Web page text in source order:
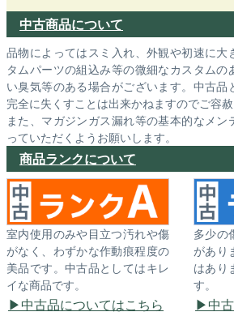
中古商品について
品物によってはスミ入れ、外観や初速に大
タムパーツの組込み等の微細なカスタムの
い臭気等のある場合がございます。中古品
完全に失くすことは出来かねますのでご容赦
また、マガジンガス漏れ等の基本的なメ
っていただくようお願いします。
商品ランクについて
室内使用のみや目立つ汚れや傷
がなく、わずかな作動痕程度の
美品です。中古品としてはキレ
イな商品です。
中古品についてはこちら
多少の
があり
はあり
す。
中